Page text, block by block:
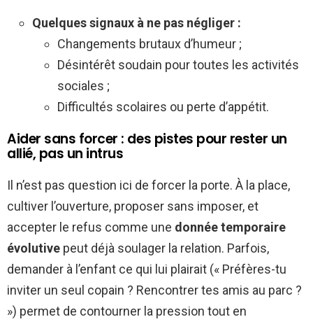
Quelques signaux à ne pas négliger :
Changements brutaux d’humeur ;
Désintérêt soudain pour toutes les activités
sociales ;
Difficultés scolaires ou perte d’appétit.
Aider sans forcer : des pistes pour rester un
allié, pas un intrus
Il n’est pas question ici de forcer la porte. À la place,
cultiver l’ouverture, proposer sans imposer, et
accepter le refus comme une donnée temporaire
évolutive peut déjà soulager la relation. Parfois,
demander à l’enfant ce qui lui plairait (« Préfères-tu
inviter un seul copain ? Rencontrer tes amis au parc ?
») permet de contourner la pression tout en